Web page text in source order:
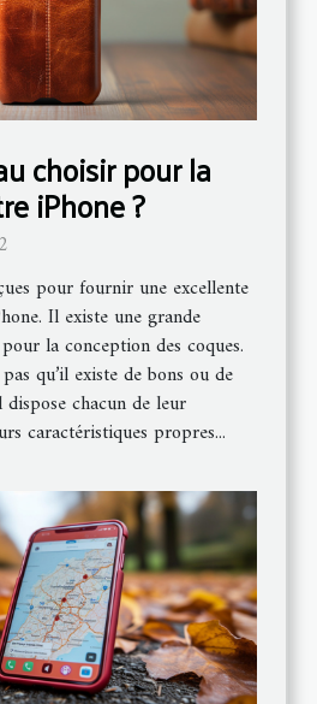
choisir pour la
iPhone ?
pour fournir une excellente
Il existe une grande
la conception des coques.
qu’il existe de bons ou de
chacun de leur
caractéristiques propres...